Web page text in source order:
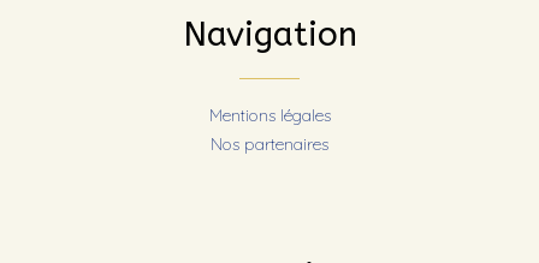
Navigation
Mentions légales
Nos partenaires